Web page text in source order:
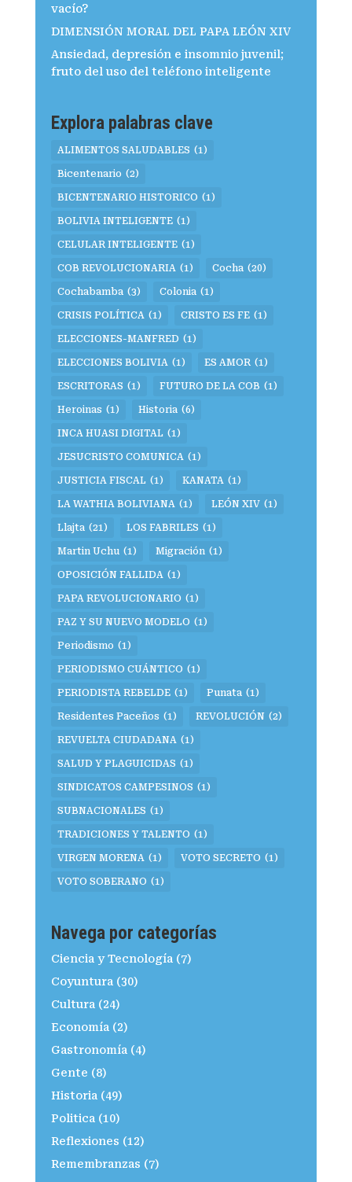
vacío?
DIMENSIÓN MORAL DEL PAPA LEÓN XIV
Ansiedad, depresión e insomnio juvenil;
fruto del uso del teléfono inteligente
Explora palabras clave
ALIMENTOS SALUDABLES (1)
Bicentenario (2)
BICENTENARIO HISTORICO (1)
BOLIVIA INTELIGENTE (1)
CELULAR INTELIGENTE (1)
COB REVOLUCIONARIA (1) Cocha (20)
Cochabamba (3) Colonia (1)
CRISIS POLÍTICA (1) CRISTO ES FE (1)
ELECCIONES-MANFRED (1)
ELECCIONES BOLIVIA (1) ES AMOR (1)
ESCRITORAS (1) FUTURO DE LA COB (1)
Heroinas (1) Historia (6)
INCA HUASI DIGITAL (1)
JESUCRISTO COMUNICA (1)
JUSTICIA FISCAL (1) KANATA (1)
LA WATHIA BOLIVIANA (1) LEÓN XIV (1)
Llajta (21) LOS FABRILES (1)
Martin Uchu (1) Migración (1)
OPOSICIÓN FALLIDA (1)
PAPA REVOLUCIONARIO (1)
PAZ Y SU NUEVO MODELO (1)
Periodismo (1)
PERIODISMO CUÁNTICO (1)
PERIODISTA REBELDE (1) Punata (1)
Residentes Paceños (1) REVOLUCIÓN (2)
REVUELTA CIUDADANA (1)
SALUD Y PLAGUICIDAS (1)
SINDICATOS CAMPESINOS (1)
SUBNACIONALES (1)
TRADICIONES Y TALENTO (1)
VIRGEN MORENA (1) VOTO SECRETO (1)
VOTO SOBERANO (1)
Navega por categorías
Ciencia y Tecnología (7)
Coyuntura (30)
Cultura (24)
Economía (2)
Gastronomía (4)
Gente (8)
Historia (49)
Politica (10)
Reflexiones (12)
Remembranzas (7)